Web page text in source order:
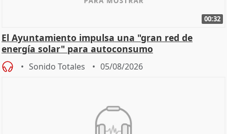
00:32
El Ayuntamiento impulsa una "gran red de
energía solar" para autoconsumo
Sonido Totales 05/08/2026